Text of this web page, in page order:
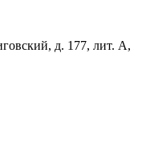
д. 177, лит. А,